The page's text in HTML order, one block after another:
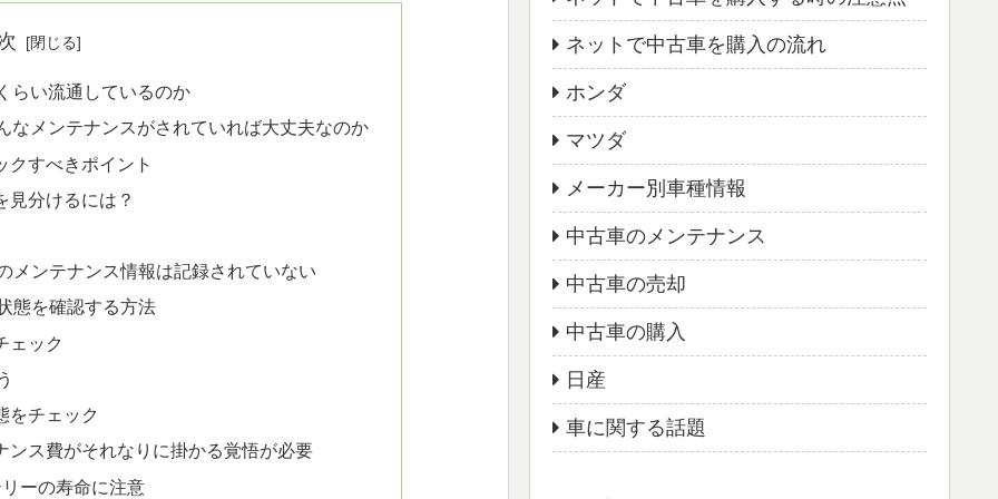
らい流通しているのか
なメンテナンスがされていれば大丈夫なのか
クすべきポイント
見分けるには？
メンテナンス情報は記録されていない
態を確認する方法
ェック
をチェック
ス費がそれなりに掛かる覚悟が必要
ーの寿命に注意
ネットで中古車を購入の流れ
ホンダ
マツダ
メーカー別車種情報
中古車のメンテナンス
中古車の売却
中古車の購入
日産
車に関する話題